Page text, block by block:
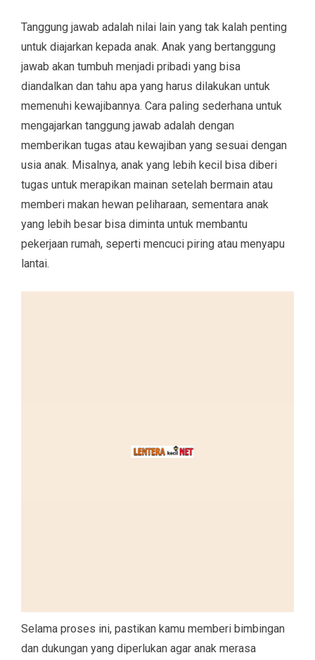
Tanggung jawab adalah nilai lain yang tak kalah penting
untuk diajarkan kepada anak. Anak yang bertanggung
jawab akan tumbuh menjadi pribadi yang bisa
diandalkan dan tahu apa yang harus dilakukan untuk
memenuhi kewajibannya. Cara paling sederhana untuk
mengajarkan tanggung jawab adalah dengan
memberikan tugas atau kewajiban yang sesuai dengan
usia anak. Misalnya, anak yang lebih kecil bisa diberi
tugas untuk merapikan mainan setelah bermain atau
memberi makan hewan peliharaan, sementara anak
yang lebih besar bisa diminta untuk membantu
pekerjaan rumah, seperti mencuci piring atau menyapu
lantai.
Selama proses ini, pastikan kamu memberi bimbingan
dan dukungan yang diperlukan agar anak merasa